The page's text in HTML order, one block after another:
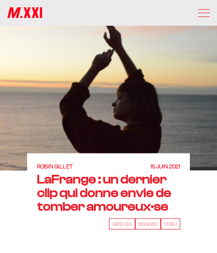
ROBIN GILLET 15 JUIN 2021
LaFrange : un dernier
clip qui donne envie de
tomber amoureux·se
ARTICLES MUSIQUE VIDÉO